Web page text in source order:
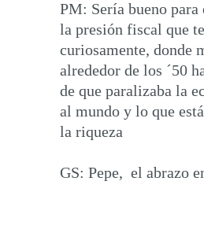
PM: Sería bueno para
la presión fiscal que
curiosamente, donde
alrededor de los ´50
de que paralizaba la
al mundo y lo que
la riqueza
GS: Pepe, el abrazo